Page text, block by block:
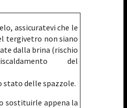
assicuratevi che le
tergivetro non siano
dalla brina (rischio
del
stato delle spazzole.
sostituirle appena la